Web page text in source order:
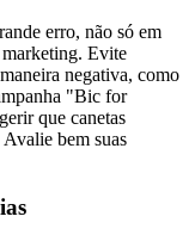
erro, não só em
marketing. Evite
negativa, como
"Bic for
que canetas
bem suas